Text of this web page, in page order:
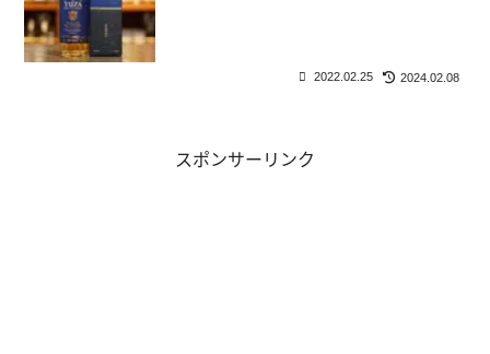
2022.02.25 2024.02.08
スポンサーリンク